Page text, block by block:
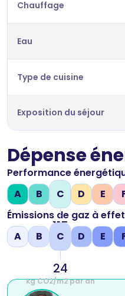
Chauffage
Eau
Type de cuisine
Exposition du séjour
Dépense
Performance
A
B C
115
kWh/m2 par an
D E
Émissions de gaz à
A
B C
24
kg CO2/m2 par an
D E